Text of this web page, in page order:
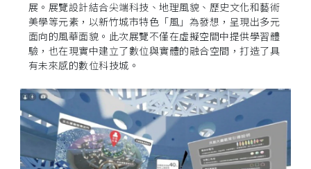
展。展覽設計結合尖端科技、地理風貌、歷史文化和藝術
美學等元素，以新竹城市特色「風」為發想，呈現出多元
面向的風華面貌。此次展覽不僅在虛擬空間中提供學習體
驗，也在現實中建立了數位與實體的融合空間，打造了具
有未來感的數位科技城。